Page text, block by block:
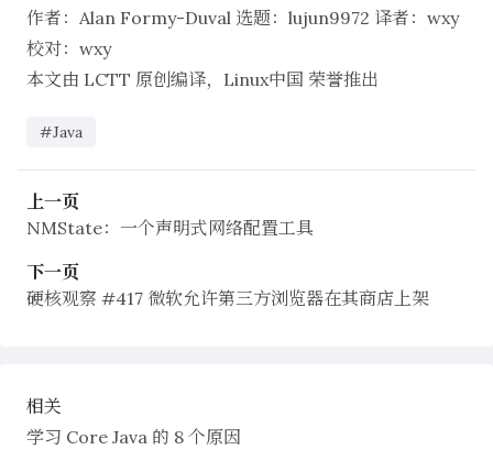
作者： Alan Formy-Duval 选题： lujun9972 译者： wxy
校对： wxy
本文由 LCTT 原创编译， Linux中国 荣誉推出
#Java
上一页
NMState：一个声明式网络配置工具
下一页
硬核观察 #417 微软允许第三方浏览器在其商店上架
相关
学习 Core Java 的 8 个原因